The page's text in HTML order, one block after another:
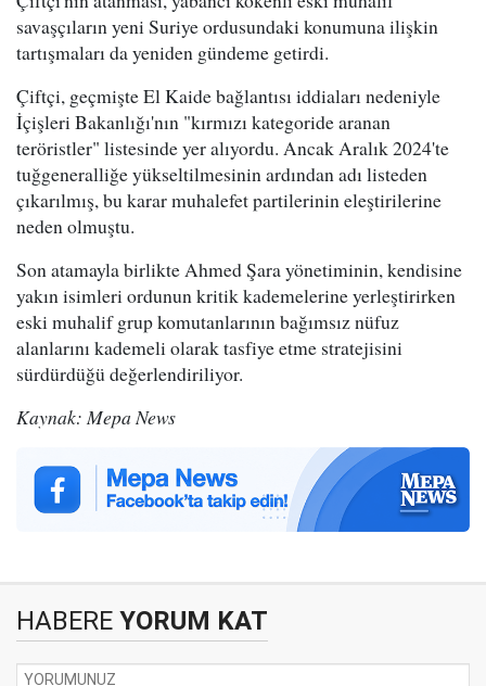
savaşçıların yeni Suriye ordusundaki konumuna ilişkin
tartışmaları da yeniden gündeme getirdi.
Çiftçi, geçmişte El Kaide bağlantısı iddiaları nedeniyle
İçişleri Bakanlığı'nın "kırmızı kategoride aranan
teröristler" listesinde yer alıyordu. Ancak Aralık 2024'te
tuğgeneralliğe yükseltilmesinin ardından adı listeden
çıkarılmış, bu karar muhalefet partilerinin eleştirilerine
neden olmuştu.
Son atamayla birlikte Ahmed Şara yönetiminin, kendisine
yakın isimleri ordunun kritik kademelerine yerleştirirken
eski muhalif grup komutanlarının bağımsız nüfuz
alanlarını kademeli olarak tasfiye etme stratejisini
sürdürdüğü değerlendiriliyor.
Kaynak: Mepa News
HABERE YORUM KAT